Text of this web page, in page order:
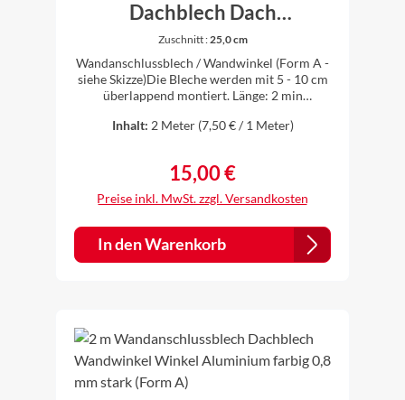
Dachblech Dach
Wandwinkel Winkel
Aluminium Alu natur 0,8
mm (Form A)
Zuschnitt :25,0 cm
Wandanschlussblech / Wandwinkel (Form A -
siehe Skizze)Die Bleche werden mit 5 - 10 cm
überlappend montiert. Länge: 2 min
90°Material: Aluminium natur 0,8 mm
cm1,5 cm90 °33,0 cm16,5 cm15,0 cm1,5
cm90 °Die Bleche werden individuell
gekantet, daher ist es für uns kein Problem
auch andere Zuschnitte und Winkel nach
Ihren Vorstellungen anzufertigen. Einfach vor
Inhalt: 2 Meter (7,50 € / 1 Meter)
Regulärer Preis:
15,00 €
Preise inkl. MwSt. zzgl. Versandkosten
In den Warenkorb